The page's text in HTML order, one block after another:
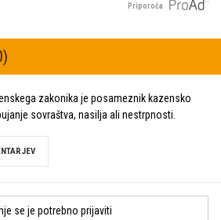
Priporoča
zakonika je posameznik kazensko
sovraštva, nasilja ali nestrpnosti.